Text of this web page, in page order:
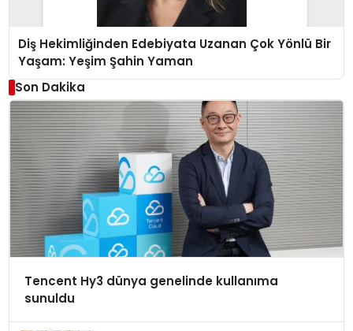
Diş Hekimliğinden Edebiyata Uzanan Çok Yönlü Bir
Yaşam: Yeşim Şahin Yaman
Son Dakika
Tencent Hy3 dünya genelinde kullanıma
sunuldu